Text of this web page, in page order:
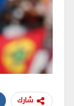
شارك